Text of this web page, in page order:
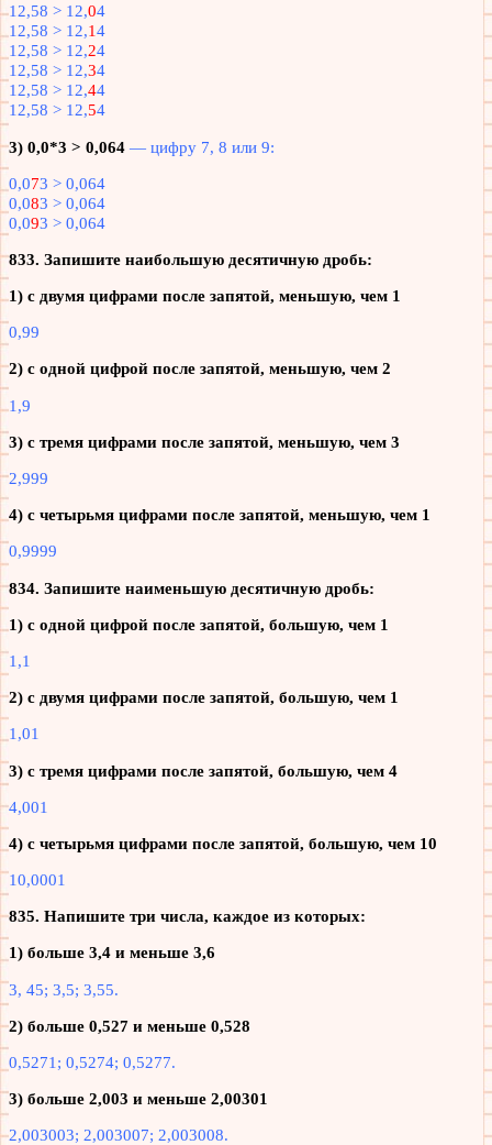
12,58 > 12,04
12,58 > 12,14
12,58 > 12,24
12,58 > 12,34
12,58 > 12,44
12,58 > 12,54
3) 0,0*3 > 0,064 — цифру 7, 8 или 9:
0,073 > 0,064
0,083 > 0,064
0,093 > 0,064
833. Запишите наибольшую десятичную дробь:
1) с двумя цифрами после запятой, меньшую, чем 1
0,99
2) с одной цифрой после запятой, меньшую, чем 2
1,9
3) с тремя цифрами после запятой, меньшую, чем 3
2,999
4) с четырьмя цифрами после запятой, меньшую, чем 1
0,9999
834. Запишите наименьшую десятичную дробь:
1) с одной цифрой после запятой, большую, чем 1
1,1
2) с двумя цифрами после запятой, большую, чем 1
1,01
3) с тремя цифрами после запятой, большую, чем 4
4,001
4) с четырьмя цифрами после запятой, большую, чем 10
10,0001
835. Напишите три числа, каждое из которых:
1) больше 3,4 и меньше 3,6
3, 45; 3,5; 3,55.
2) больше 0,527 и меньше 0,528
0,5271; 0,5274; 0,5277.
3) больше 2,003 и меньше 2,00301
2,003003; 2,003007; 2,003008.